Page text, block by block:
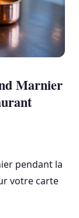
Marnier
pendant la
votre carte